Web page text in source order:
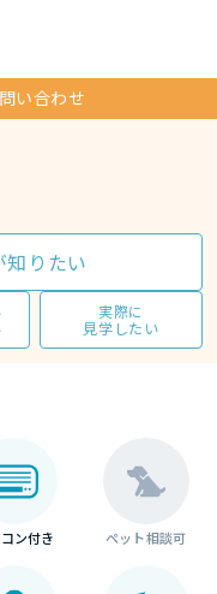
い合わせ
りたい
実際に
見学したい
ン付き ペット相談可